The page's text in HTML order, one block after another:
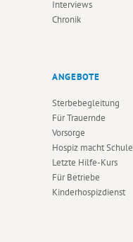
Interviews
Chronik
ANGEBOTE
Sterbebegleitung
Für Trauernde
Vorsorge
Hospiz macht Schule
Letzte Hilfe-Kurs
Für Betriebe
Kinderhospizdienst